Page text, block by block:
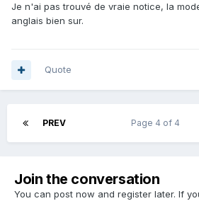
Je n'ai pas trouvé de vraie notice, la
anglais bien sur.
Quote
PREV Page 4 of 4
Join the conversation
You can post now and register later. If